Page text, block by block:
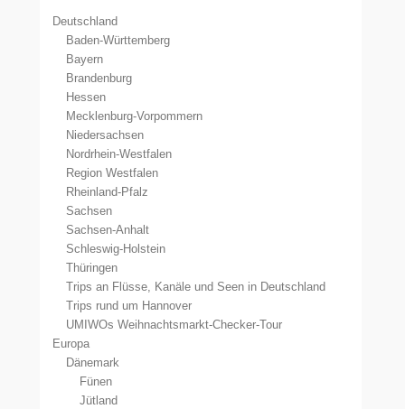
Deutschland
Baden-Württemberg
Bayern
Brandenburg
Hessen
Mecklenburg-Vorpommern
Niedersachsen
Nordrhein-Westfalen
Region Westfalen
Rheinland-Pfalz
Sachsen
Sachsen-Anhalt
Schleswig-Holstein
Thüringen
Trips an Flüsse, Kanäle und Seen in Deutschland
Trips rund um Hannover
UMIWOs Weihnachtsmarkt-Checker-Tour
Europa
Dänemark
Fünen
Jütland